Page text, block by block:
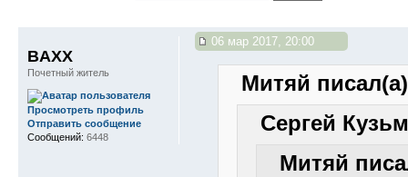
06 мар 2017, 20:00
Митяй
Сергей
Митяй
BAXX
Почетный житель
Просмотреть профиль
Отправить сообщение
Сообщений: 6448